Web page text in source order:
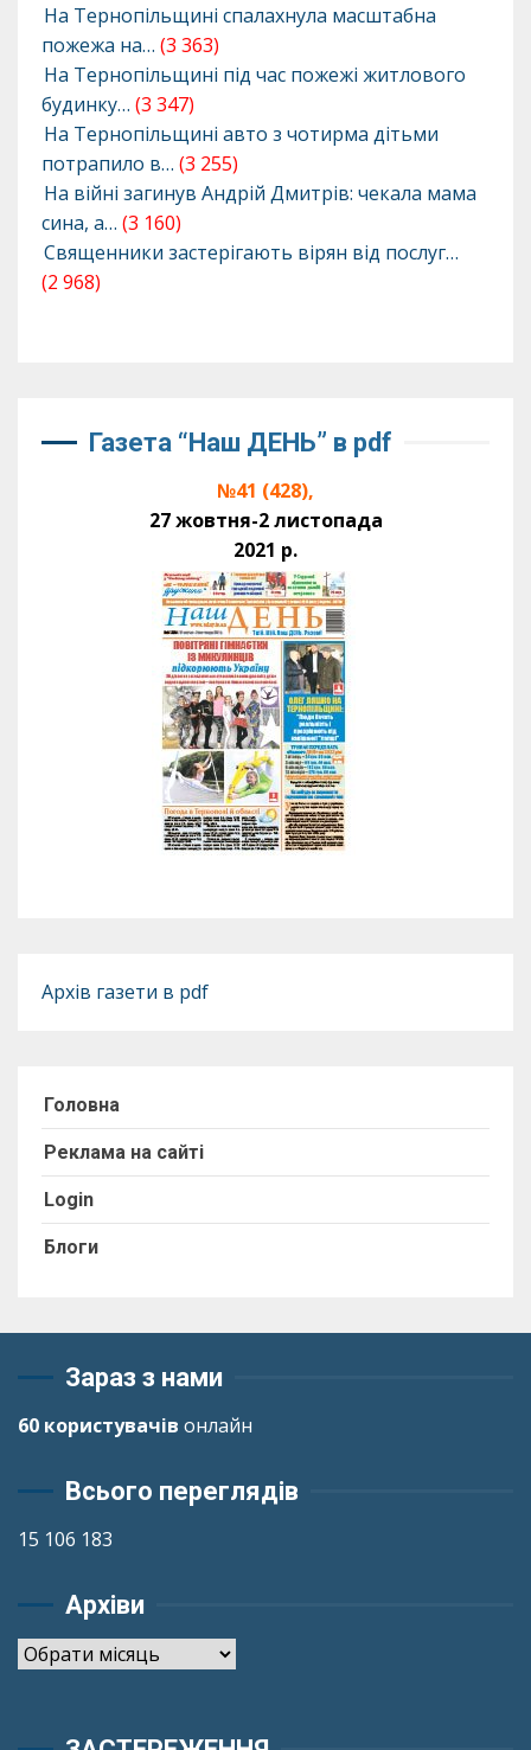
На Тернопільщині спалахнула масштабна
пожежа на… (3 363)
На Тернопільщині під час пожежі житлового
будинку… (3 347)
На Тернопільщині авто з чотирма дітьми
потрапило в… (3 255)
На війні загинув Андрій Дмитрів: чекала мама
сина, а… (3 160)
Священники застерігають вірян від послуг…
(2 968)
Газета “Наш ДЕНЬ” в pdf
№41 (428),
27 жовтня-2 листопада
2021 р.
Архів газети в pdf
Головна
Реклама на сайті
Login
Блоги
Зараз з нами
60 користувачів онлайн
Всього переглядів
15 106 183
Архіви
Архіви